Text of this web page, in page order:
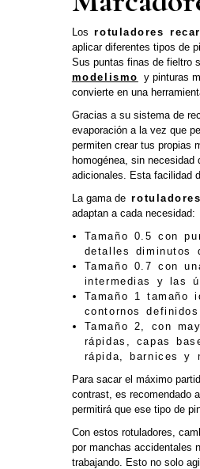
Los rotuladores
aplicar diferentes tipos de
Sus puntas finas de fieltro
modelismo
y pinturas
convierte en una
Gracias a su sistema de
evaporación a la vez que
permiten crear tus propias
homogénea, sin
adicionales. Esta facilidad
La gama de
adaptan a cada necesidad:
Tamaño 0.5 con
detalles diminutos
Tamaño 0.7 con
intermedias y las
Tamaño 1 tamaño
contornos
Tamaño 2, con
rápidas, capas
rápida, barnices y
Para sacar el máximo
contrast, es recomendado
permitirá que ese tipo de
Con estos rotuladores,
por manchas accidentales
trabajando. Esto no solo